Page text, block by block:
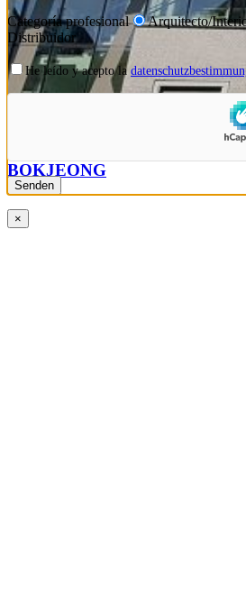
BOKJEONG
Categoría profesional Arquitecto/
Distribuidor
He leído y acepto la
×